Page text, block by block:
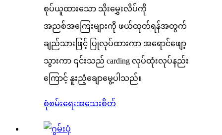
စုပ်ယူထားသော သိုးမွှေးလိပ်ကို
အညစ်အကြေးများကို ဖယ်ထုတ်ရန်အတွက်
ချည်သားဖြင့် ပြုလုပ်ထားကာ အရောင်ဖျော့
သွားကာ ၎င်းသည် carding လုပ်ထုံးလုပ်နည်း
ကြောင့် နူးညံ့ချောမွေ့ပါသည်။
စုံစမ်းရေးအသေးစိတ်